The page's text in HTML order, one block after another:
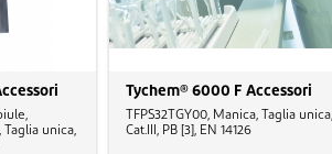
unica,
Tychem® 6000 F Accessori
TFPS32TGY00, Manica, Taglia unica,
Cat.III, PB [3], EN 14126